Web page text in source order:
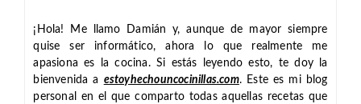
¡Hola! Me llamo Damián y, aunque de mayor siempre
quise ser informático, ahora lo que realmente me
apasiona es la cocina. Si estás leyendo esto, te doy la
bienvenida a estoyhechouncocinillas.com. Este es mi blog
personal en el que comparto todas aquellas recetas que